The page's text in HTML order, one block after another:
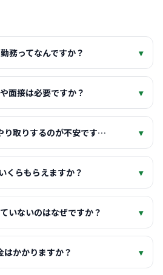
務ってなんですか？ ▾
面接は必要ですか？ ▾
り取りするのが不安です… ▾
くらもらえますか？ ▾
いないのはなぜですか？ ▾
はかかりますか？ ▾